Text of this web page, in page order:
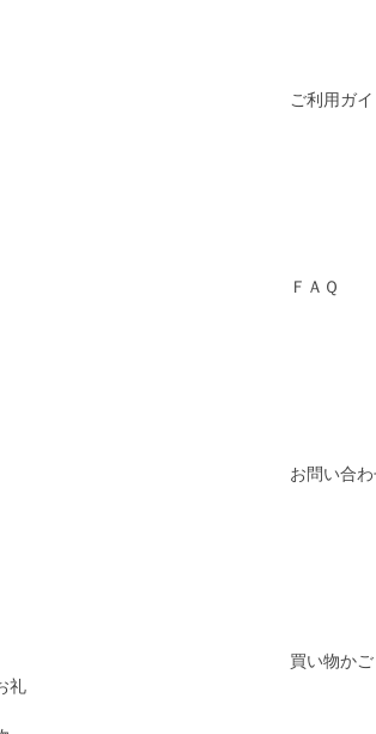
ご利用ガ
ＦＡＱ
お問い合
買い物かご
礼